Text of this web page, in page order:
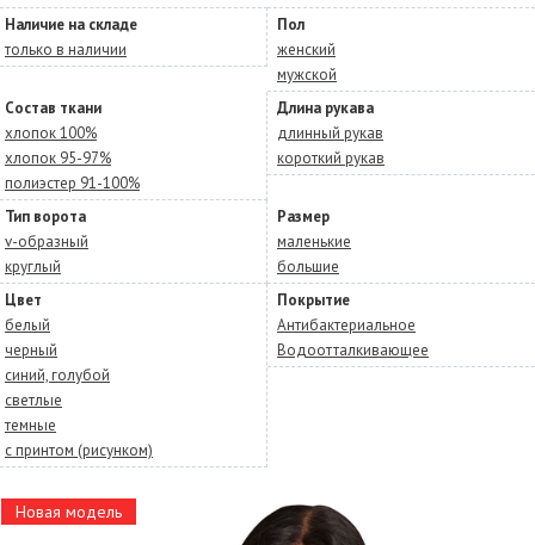
Наличие на складе
только в наличии
Пол
женский
мужской
Состав ткани
хлопок 100%
хлопок 95-97%
полиэстер 91-100%
Длина рукава
длинный рукав
короткий рукав
Тип ворота
v-образный
круглый
Размер
маленькие
большие
Цвет
белый
черный
синий, голубой
светлые
темные
с принтом (рисунком)
Покрытие
Антибактериальное
Водоотталкивающее
Новая модель